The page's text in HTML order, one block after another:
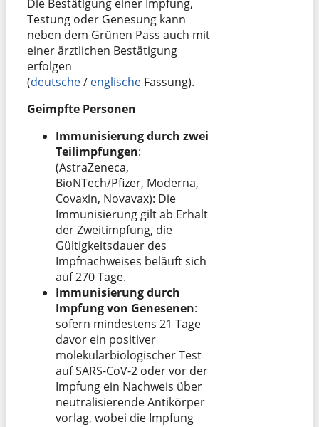
Die Bestätigung einer Impfung,
Testung oder Genesung kann
neben dem Grünen Pass auch mit
einer ärztlichen Bestätigung
erfolgen
(deutsche/ englische Fassung).
Geimpfte Personen
Immunisierung durch zwei
Teilimpfungen:
(AstraZeneca,
BioNTech/Pfizer, Moderna,
Covaxin, Novavax): Die
Immunisierung gilt ab Erhalt
der Zweitimpfung, die
Gültigkeitsdauer des
Impfnachweises beläuft sich
auf 270 Tage.
Immunisierung durch
Impfung von Genesenen:
sofern mindestens 21 Tage
davor ein positiver
molekularbiologischer Test
auf SARS-CoV-2 oder vor der
Impfung ein Nachweis über
neutralisierende Antikörper
vorlag, wobei die Impfung